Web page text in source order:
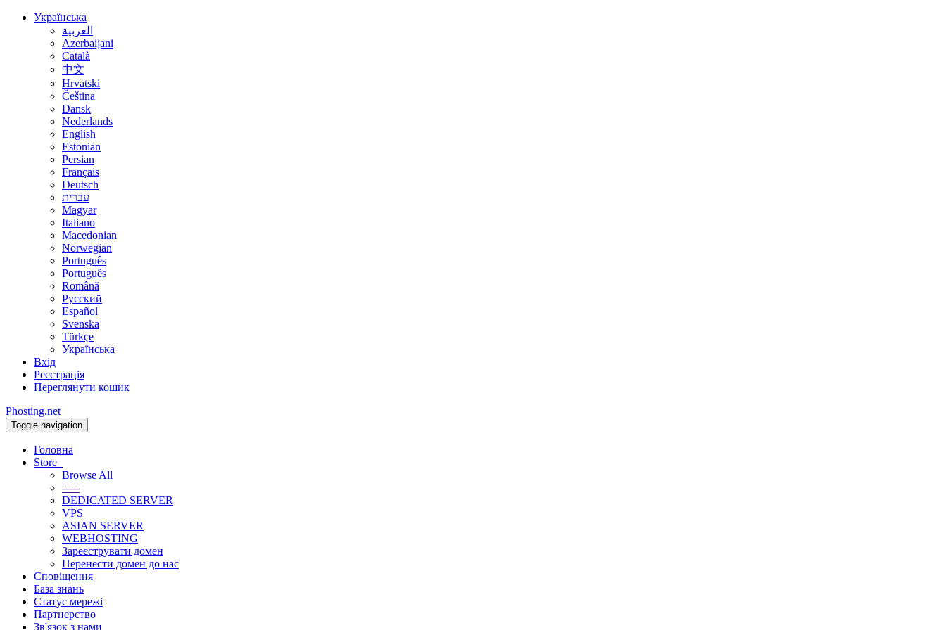
Українська
العربية
Azerbaijani
Català
中文
Hrvatski
Čeština
Dansk
Nederlands
English
Estonian
Persian
Français
Deutsch
עברית
Magyar
Italiano
Macedonian
Norwegian
Português
Português
Română
Русский
Español
Svenska
Türkçe
Українська
Вхід
Реєстрація
Переглянути кошик
Phosting.net
Toggle navigation
Головна
Store
Browse All
-----
DEDICATED SERVER
VPS
ASIAN SERVER
WEBHOSTING
Зареєструвати домен
Перенести домен до нас
Сповіщення
База знань
Статус мережі
Партнерство
Зв'язок з нами